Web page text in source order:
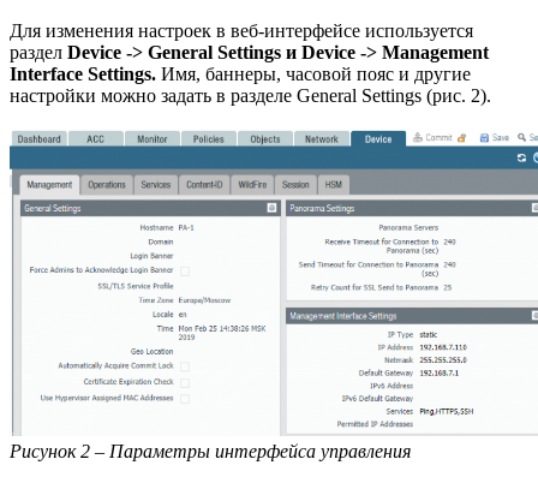
Для изменения настроек в веб-интерфейсе используется
раздел Device -> General Settings и Device -> Management
Interface Settings. Имя, баннеры, часовой пояс и другие
настройки можно задать в разделе General Settings (рис. 2).
Рисунок 2 – Параметры интерфейса управления